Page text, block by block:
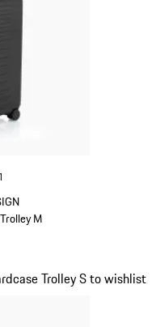
M
karminrot
Trolley S to wishlist